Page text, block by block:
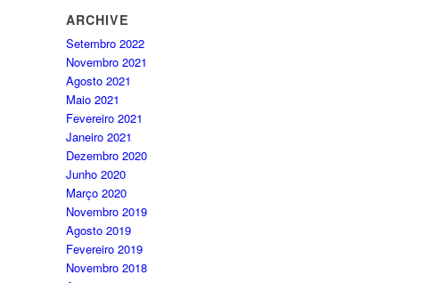
ARCHIVE
Setembro 2022
Novembro 2021
Agosto 2021
Maio 2021
Fevereiro 2021
Janeiro 2021
Dezembro 2020
Junho 2020
Março 2020
Novembro 2019
Agosto 2019
Fevereiro 2019
Novembro 2018